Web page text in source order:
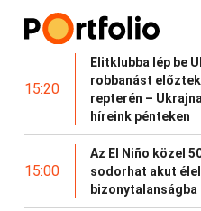
15:20
Elitklubba lép be
robbanást előztek
repterén –
híreink pénteken
15:00
Az El Niño közel
sodorhat akut
bizonytalanságba